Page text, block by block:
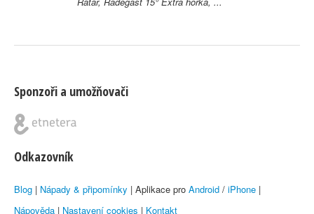
Sponzoři a umožňovači
Odkazovník
Blog | Nápady & připomínky | Aplikace pro Android / iPhone |
Nápověda | Nastavení cookies | Kontakt